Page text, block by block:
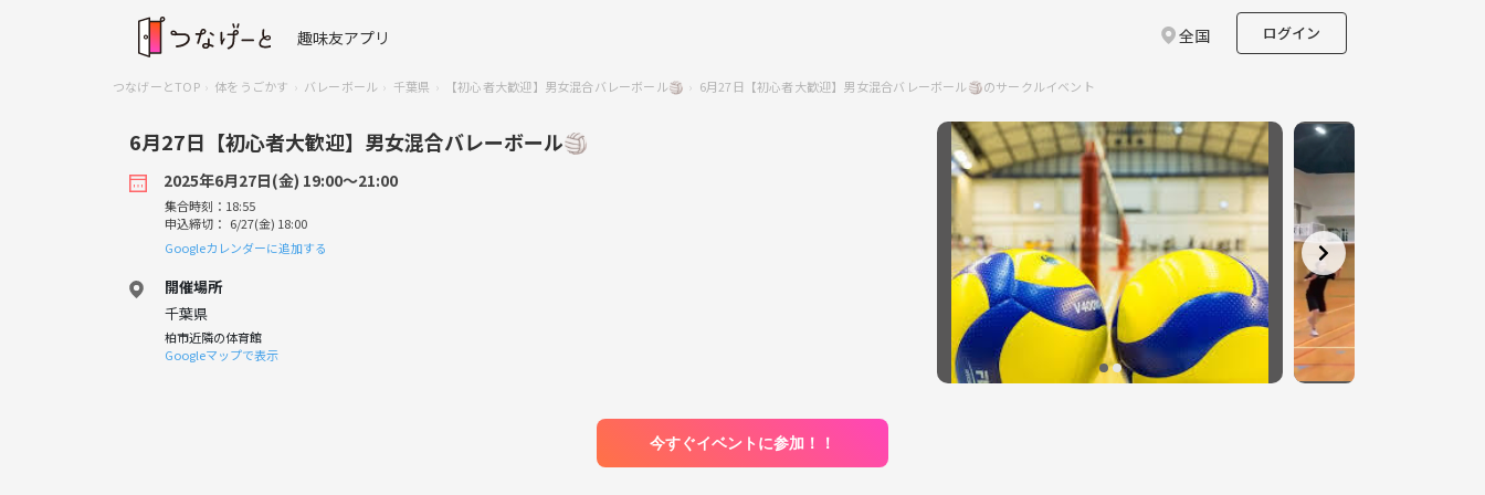
趣味友アプリ 全国 ログイン
つなげーとTOP 体をうごかす バレーボール 千葉県 【初心者大歓迎】男女混合バレーボール🏐 6月27日【初心者大歓迎】男女混合バレーボール🏐のサークルイベント
6月27日【初心者大歓迎】男女混合バレーボール🏐
2025年6月27日(金) 19:00〜21:00
集合時刻：18:55
申込締切： 6/27(金) 18:00
Googleカレンダーに追加する
開催場所
千葉県
柏市近隣の体育館
Googleマップで表示
今すぐイベントに参加！！